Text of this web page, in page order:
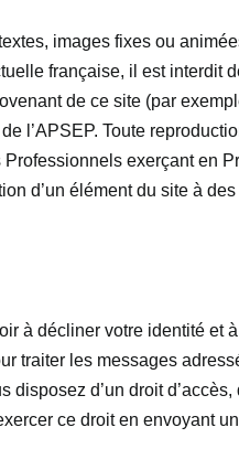
images fixes ou
française, il est interdit
de ce site (par
l’APSEP. Toute
exerçant en
d’un élément du site à
à décliner votre identité
traiter les messages
d’un droit
ce droit en envoyant